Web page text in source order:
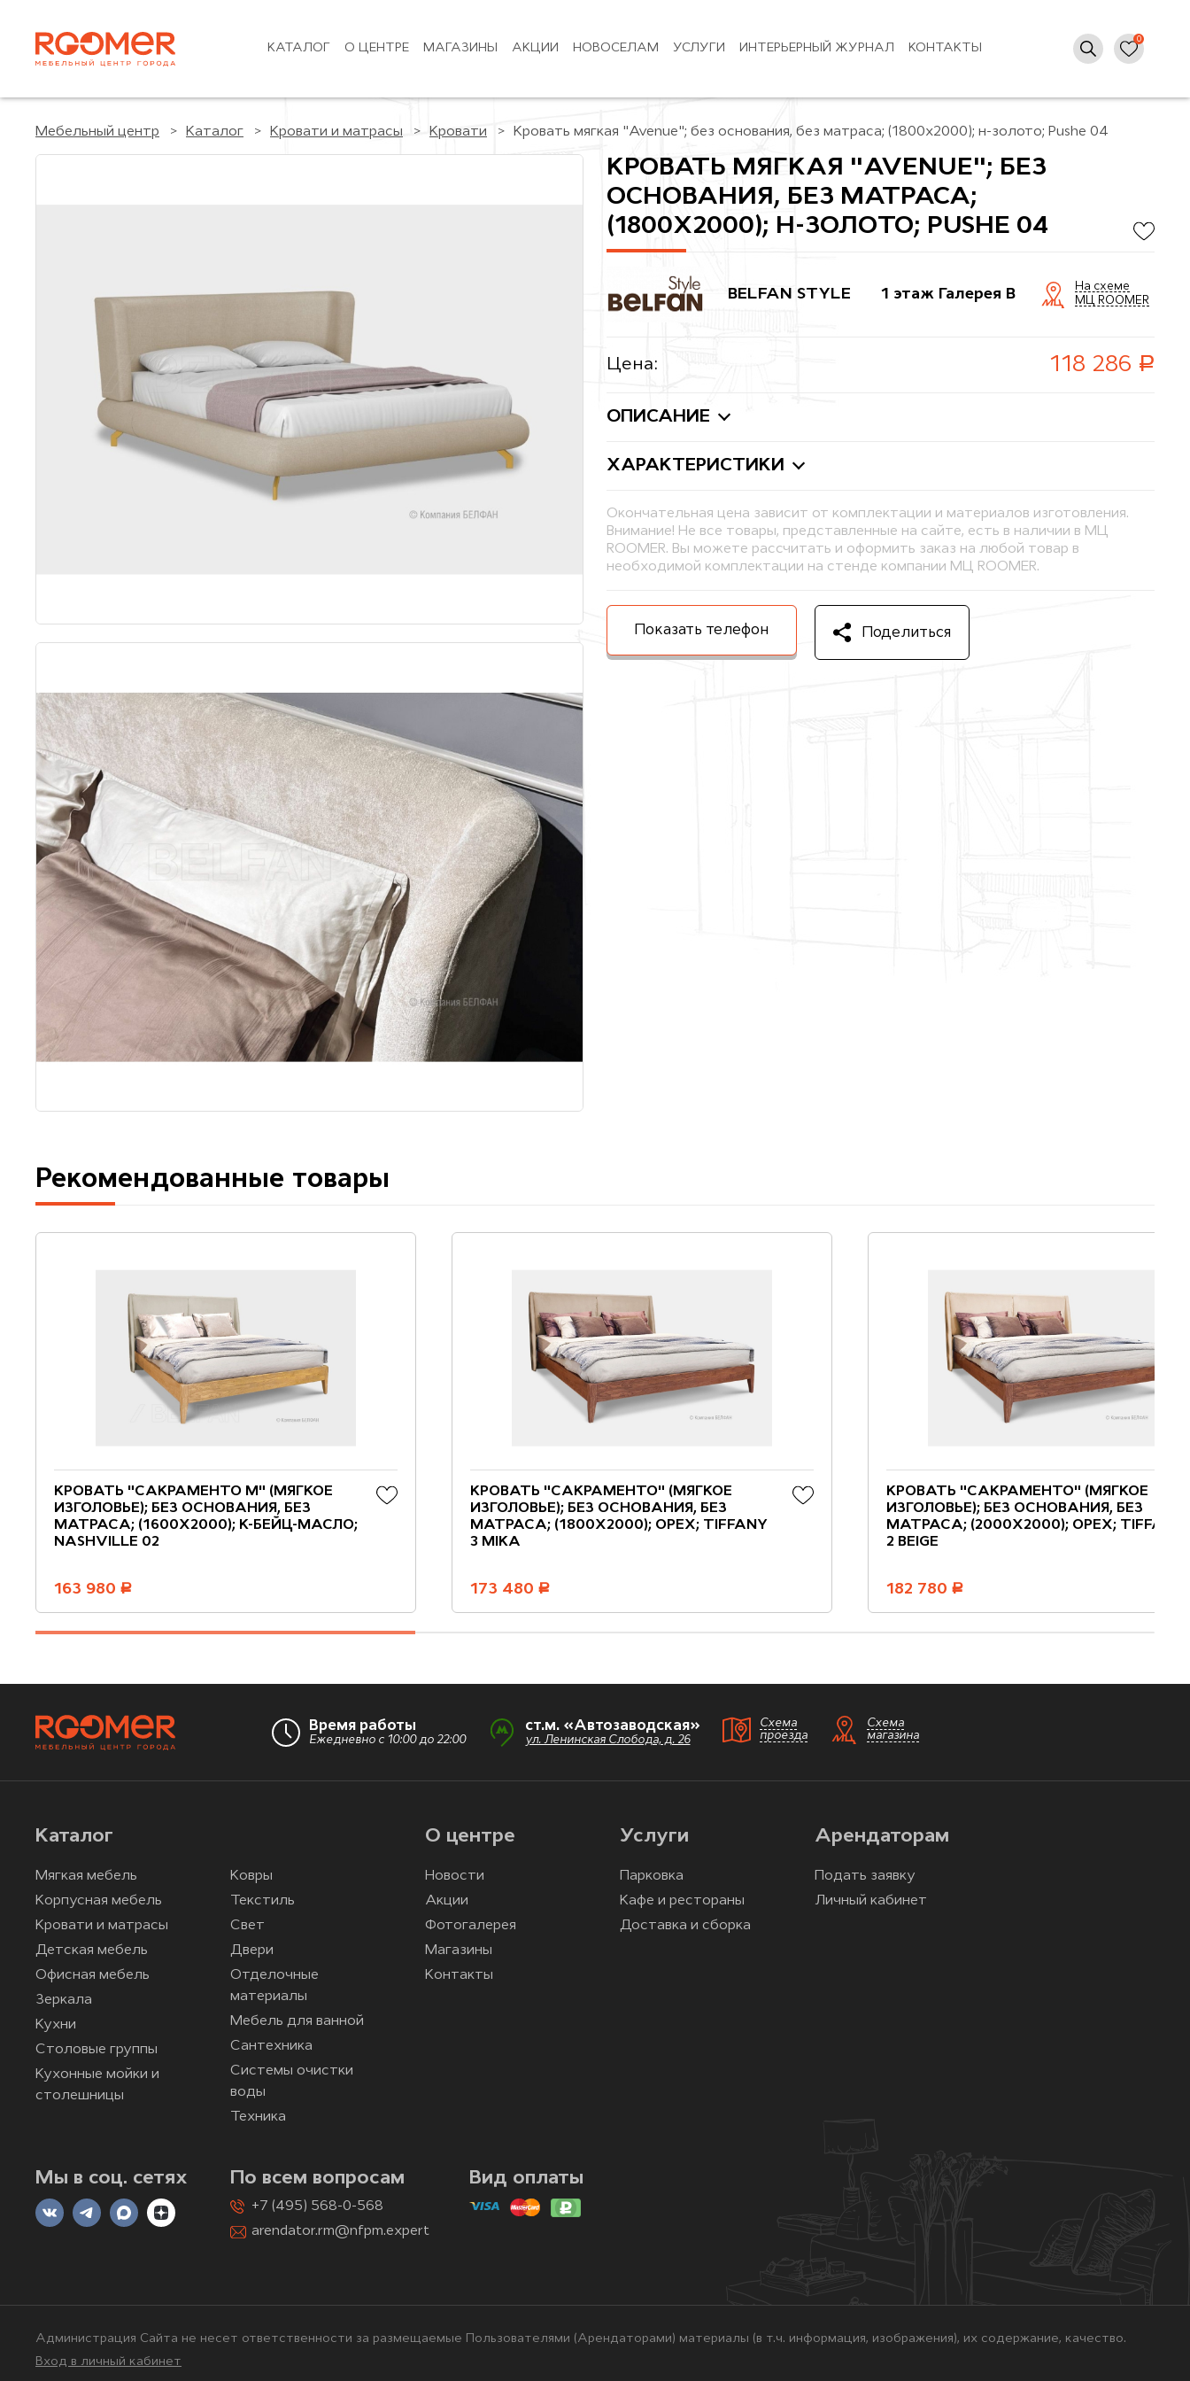
КАТАЛОГ О ЦЕНТРЕ МАГАЗИНЫ АКЦИИ НОВОСЕЛАМ УСЛУГИ ИНТЕРЬЕРНЫЙ ЖУРНАЛ КОНТАКТЫ
Мебельный центр Каталог Кровати и матрасы Кровати Кровать мягкая "Avenue"; без основания, без матраса; (1800x2000); н-золото; Pushe 04
КРОВАТЬ МЯГКАЯ "AVENUE"; БЕЗ
ОСНОВАНИЯ, БЕЗ МАТРАСА;
(1800X2000); Н-ЗОЛОТО; PUSHE 04
BELFAN STYLE 1 этаж Галерея B
На схеме
МЦ ROOMER
Цена: 118 286 руб.
ОПИСАНИЕ
ХАРАКТЕРИСТИКИ
Окончательная цена зависит от комплектации и материалов изготовления.
Внимание! Не все товары, представленные на сайте, есть в наличии в МЦ
ROOMER. Вы можете рассчитать и оформить заказ на любой товар в
необходимой комплектации на стенде компании МЦ ROOMER.
Показать телефон Поделиться
Рекомендованные товары
КРОВАТЬ "САКРАМЕНТО М" (МЯГКОЕ
ИЗГОЛОВЬЕ); БЕЗ ОСНОВАНИЯ, БЕЗ
МАТРАСА; (1600X2000); К-БЕЙЦ-МАСЛО;
NASHVILLE 02
163 980 руб.
КРОВАТЬ "САКРАМЕНТО" (МЯГКОЕ
ИЗГОЛОВЬЕ); БЕЗ ОСНОВАНИЯ, БЕЗ
МАТРАСА; (1800X2000); ОРЕХ; TIFFANY
3 MIKA
173 480 руб.
КРОВАТЬ "САКРАМЕНТО" (МЯГКОЕ
ИЗГОЛОВЬЕ); БЕЗ ОСНОВАНИЯ, БЕЗ
МАТРАСА; (2000X2000); ОРЕХ; TIFFANY
2 BEIGE
182 780 руб.
Время работы
Ежедневно с 10:00 до 22:00
ст.м. «Автозаводская»
ул. Ленинская Слобода, д. 26
Схема
проезда
Схема
магазина
Каталог
Мягкая мебель
Корпусная мебель
Кровати и матрасы
Детская мебель
Офисная мебель
Зеркала
Кухни
Столовые группы
Кухонные мойки и
столешницы
Ковры
Текстиль
Свет
Двери
Отделочные
материалы
Мебель для ванной
Сантехника
Системы очистки
воды
Техника
О центре
Новости
Акции
Фотогалерея
Магазины
Контакты
Услуги
Парковка
Кафе и рестораны
Доставка и сборка
Арендаторам
Подать заявку
Личный кабинет
Мы в соц. сетях По всем вопросам
+7 (495) 568-0-568
arendator.rm@nfpm.expert
Вид оплаты
Администрация Сайта не несет ответственности за размещаемые Пользователями (Арендаторами) материалы (в т.ч. информация, изображения), их содержание, качество.
Вход в личный кабинет